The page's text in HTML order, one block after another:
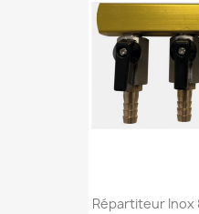
Répartiteur Inox